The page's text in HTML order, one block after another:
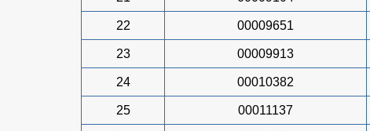
22 00009651
23 00009913
24 00010382
25 00011137